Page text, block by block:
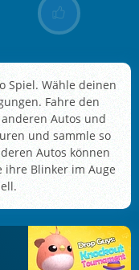
Spiel. Wähle deinen
Fahre den
Autos und
und sammle so
Autos können
ihre Blinker im Auge